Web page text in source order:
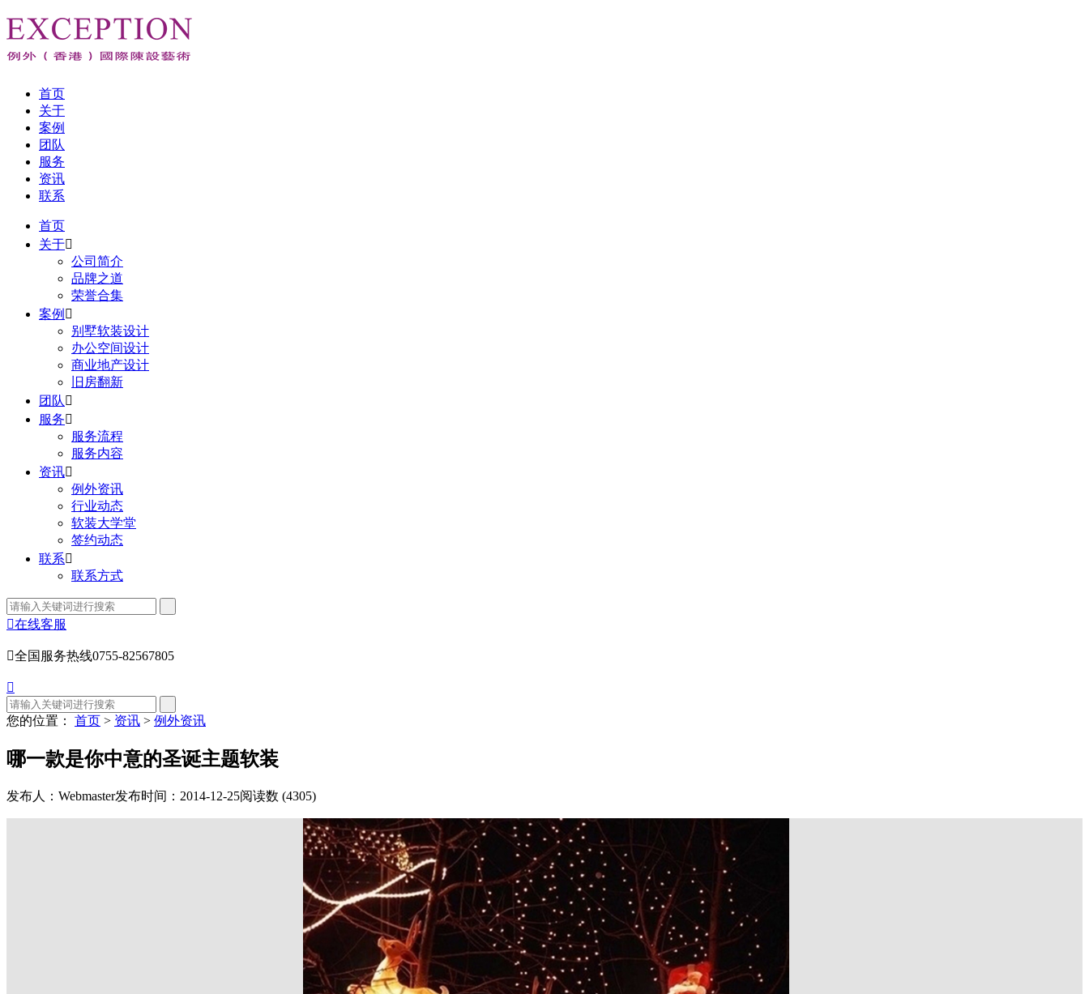
首页
关于
案例
团队
服务
资讯
联系
首页
关于
公司简介
品牌之道
荣誉合集
案例 
别墅软装设计
办公空间设计
商业地产设计
旧房翻新
团队 
服务
服务流程
服务内容
资讯
例外资讯
行业动态
软装大学堂
签约动态
联系
联系方式
在线客服
全国服务热线0755-82567805

您的位置： 首页 > 资讯 > 例外资讯
哪一款是你中意的圣诞主题软装
发布人：Webmaster发布时间：2014-12-25阅读数 (4305)